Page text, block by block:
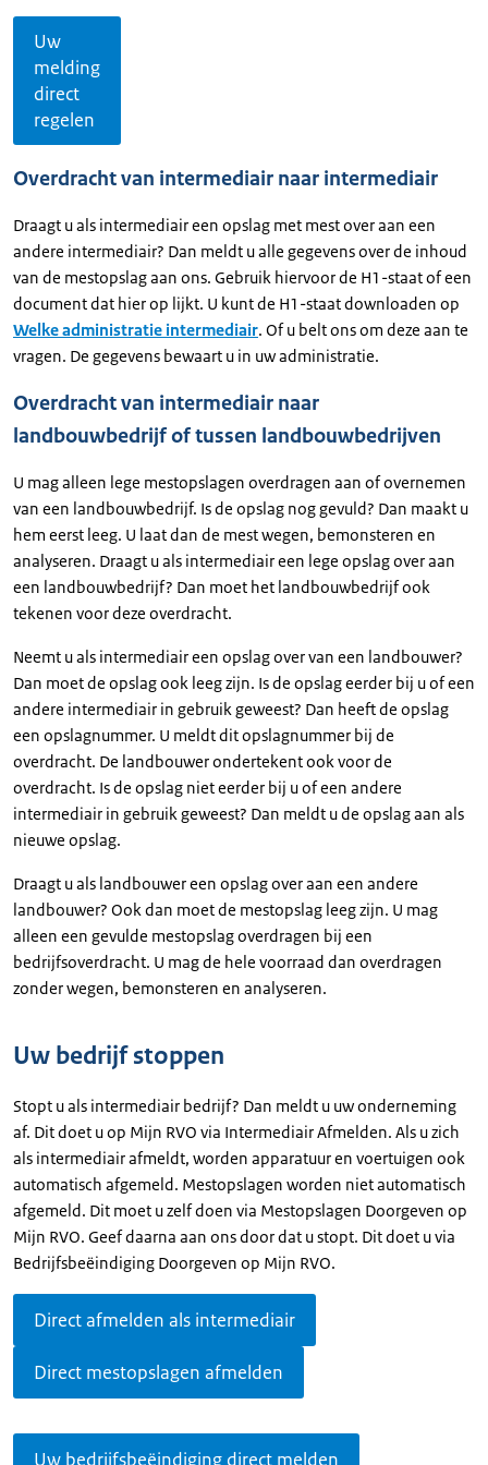
Uw
melding
direct
regelen
Overdracht van intermediair naar intermediair
Draagt u als intermediair een opslag met mest over aan een
andere intermediair? Dan meldt u alle gegevens over de inhoud
van de mestopslag aan ons. Gebruik hiervoor de H1-staat of een
document dat hier op lijkt. U kunt de H1-staat downloaden op
Welke administratie intermediair. Of u belt ons om deze aan te
vragen. De gegevens bewaart u in uw administratie.
Overdracht van intermediair naar
landbouwbedrijf of tussen landbouwbedrijven
U mag alleen lege mestopslagen overdragen aan of overnemen
van een landbouwbedrijf. Is de opslag nog gevuld? Dan maakt u
hem eerst leeg. U laat dan de mest wegen, bemonsteren en
analyseren. Draagt u als intermediair een lege opslag over aan
een landbouwbedrijf? Dan moet het landbouwbedrijf ook
tekenen voor deze overdracht.
Neemt u als intermediair een opslag over van een landbouwer?
Dan moet de opslag ook leeg zijn. Is de opslag eerder bij u of een
andere intermediair in gebruik geweest? Dan heeft de opslag
een opslagnummer. U meldt dit opslagnummer bij de
overdracht. De landbouwer ondertekent ook voor de
overdracht. Is de opslag niet eerder bij u of een andere
intermediair in gebruik geweest? Dan meldt u de opslag aan als
nieuwe opslag.
Draagt u als landbouwer een opslag over aan een andere
landbouwer? Ook dan moet de mestopslag leeg zijn. U mag
alleen een gevulde mestopslag overdragen bij een
bedrijfsoverdracht. U mag de hele voorraad dan overdragen
zonder wegen, bemonsteren en analyseren.
Uw bedrijf stoppen
Stopt u als intermediair bedrijf? Dan meldt u uw onderneming
af. Dit doet u op Mijn RVO via Intermediair Afmelden. Als u zich
als intermediair afmeldt, worden apparatuur en voertuigen ook
automatisch afgemeld. Mestopslagen worden niet automatisch
afgemeld. Dit moet u zelf doen via Mestopslagen Doorgeven op
Mijn RVO. Geef daarna aan ons door dat u stopt. Dit doet u via
Bedrijfsbeëindiging Doorgeven op Mijn RVO.
Direct afmelden als intermediair
Direct mestopslagen afmelden
Uw bedrijfsbeëindiging direct melden